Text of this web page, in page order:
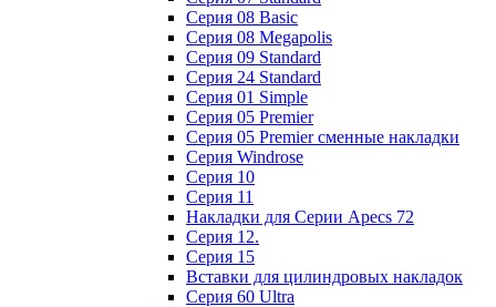
Cерия 08 Basic
Cерия 08 Megapolis
Cерия 09 Standard
Cерия 24 Standard
Серия 01 Simple
Серия 05 Premier
Серия 05 Premier сменные накладки
Cерия Windrose
Серия 10
Серия 11
Накладки для Серии Apecs 72
Серия 12.
Серия 15
Вставки для цилиндровых накладок
Серия 60 Ultra